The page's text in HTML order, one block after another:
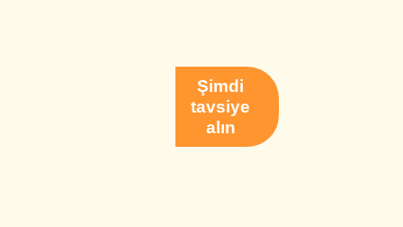
Şimdi
tavsiye
alın